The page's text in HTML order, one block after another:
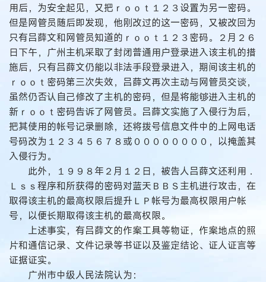
用后，为安全起见，又把ｒｏｏｔ１２３设置为另一密码。
但是网管员随后即发现，他刚改过的这一密码，又被改回为
只有吕薛文和网管员知道的ｒｏｏｔ１２３密码。２月２６
日下午，广州主机采取了封闭普通用户登录进入该主机的措
施后，只有吕薛文仍能以非法手段登录进入，期间该主机的
ｒｏｏｔ密码第三次失效，吕薛文再次主动与网管员交谈，
虽然仍否认自己修改了主机的密码，但是将能够进入主机的
新ｒｏｏｔ密码告诉了网管员。吕薛文实施了入侵行为后，
把其使用的帐号记录删除，还将拨号信息文件中的上网电话
号码改为１２３４５６７８或００００００００，以掩盖其
入侵行为。
此外，１９９８年２月１２日，被告人吕薛文还利用．
Ｌｓｓ程序和所获得的密码对蓝天ＢＢＳ主机进行攻击，在
取得该主机的最高权限后提升ＬＰ帐号为最高权限用户帐
号，以便长期取得该主机的最高权限。
上述事实，有吕薛文的作案工具等物证，作案地点的照
片和通信记录、文件记录等书证以及鉴定结论、证人证言等
证据证实。
广州市中级人民法院认为：